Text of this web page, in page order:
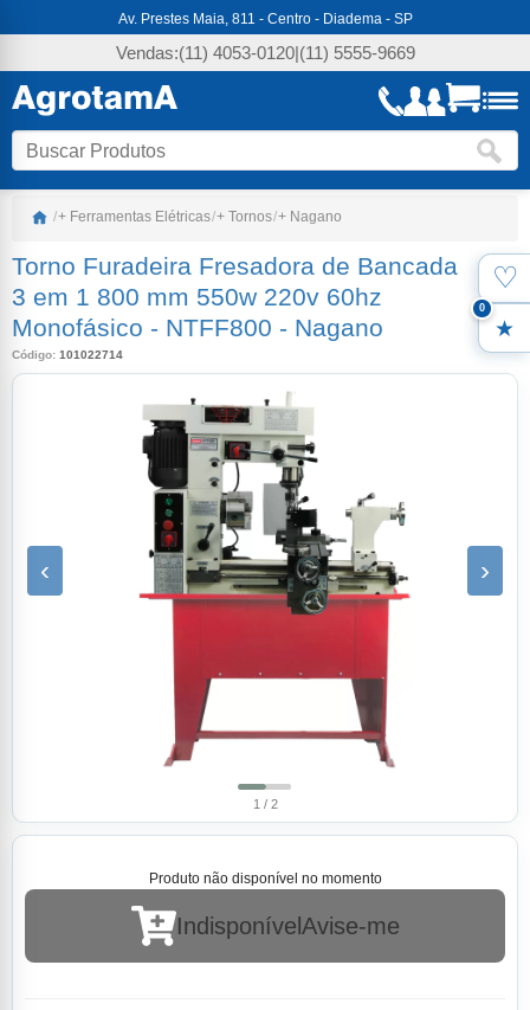
Av. Prestes Maia, 811 - Centro - Diadema - SP
Vendas:(11) 4053-0120|(11) 5555-9669
/+ Ferramentas Elétricas/+ Tornos/+ Nagano
Torno Furadeira Fresadora de Bancada
3 em 1 800 mm 550w 220v 60hz
Monofásico - NTFF800 - Nagano
Código: 101022714
♡
0
‹ ›
1 / 2
Produto não disponível no momento
Indisponível Avise-me